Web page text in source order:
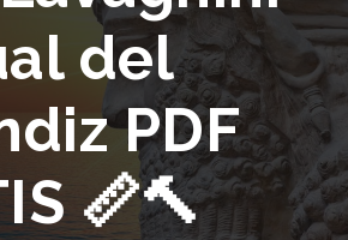
del
PDF
📏🔨